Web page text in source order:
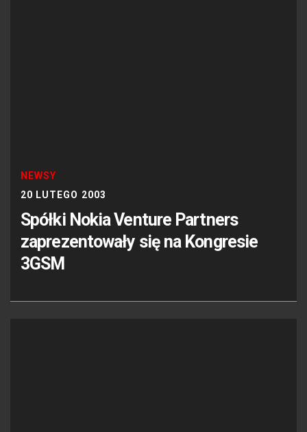
NEWSY
20 LUTEGO 2003
Spółki Nokia Venture Partners
zaprezentowały się na Kongresie
3GSM